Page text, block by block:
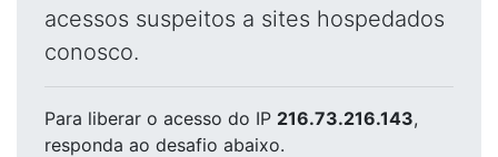
acessos suspeitos a sites hospedados
conosco.
Para liberar o acesso do IP 216.73.216.143,
responda ao desafio abaixo.